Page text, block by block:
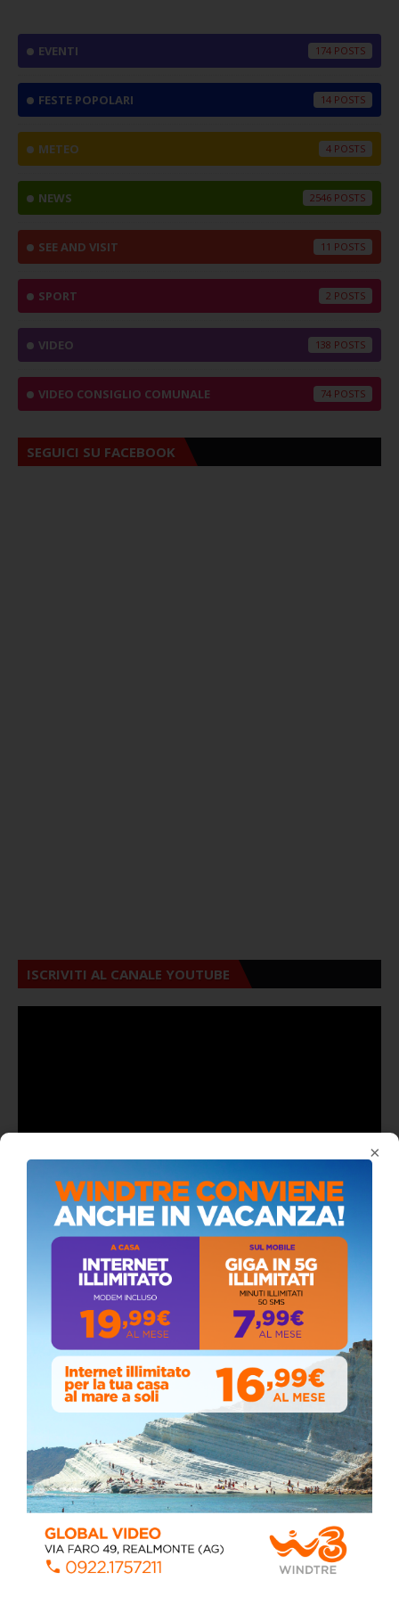
×
EVENTI 174
FESTE POPOLARI 14
METEO 4
NEWS 2546
SEE AND VISIT 11
SPORT 2
VIDEO 138
VIDEO CONSIGLIO COMUNALE 74
SEGUICI SU FACEBOOK
ISCRIVITI AL CANALE YOUTUBE
ALMANACCO DEL GIORNO
Coronavirus: messaggio del Sindaco Zambito
ai cittadini
Domenica, Novembre 22, 2020